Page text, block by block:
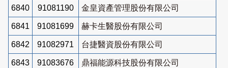
6840 91081190 金皇資產管理股份有限公司
6841 91081699 赫卡生醫股份有限公司
6842 91082971 台捷醫資股份有限公司
6843 91083676 鼎福能源科技股份有限公司